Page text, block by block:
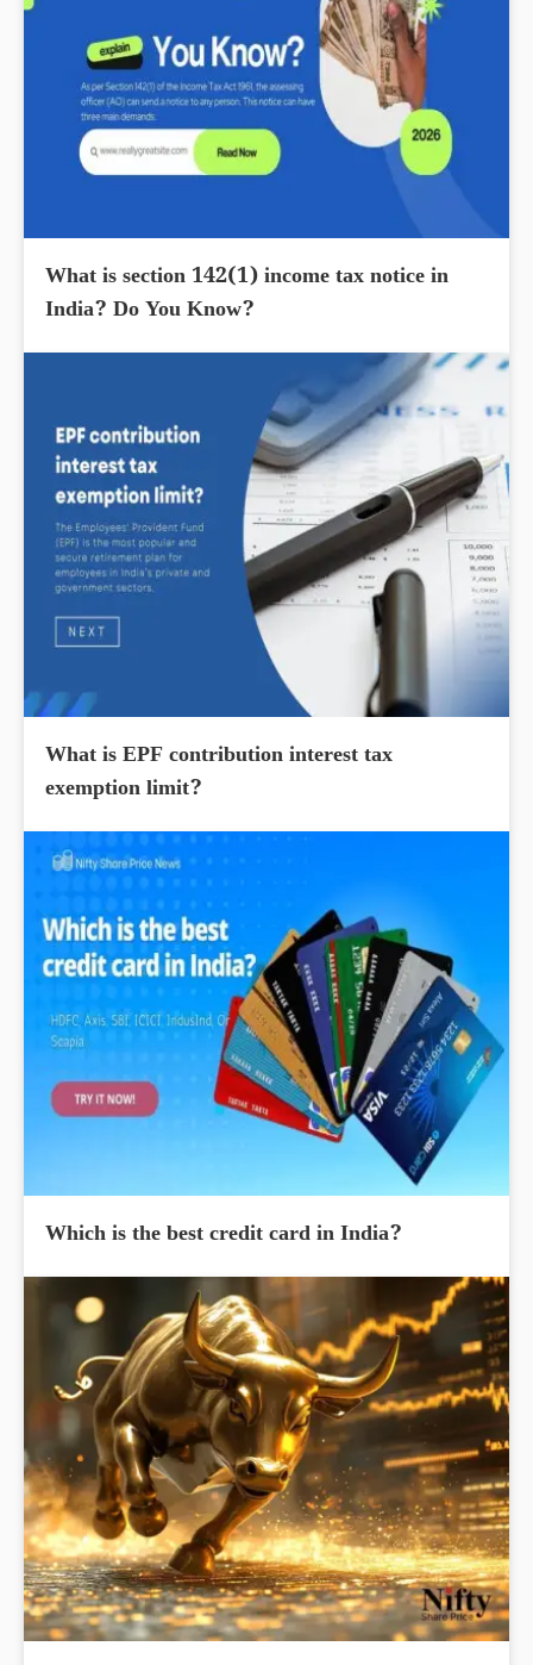
What is section 142(1) income tax notice in
India? Do You Know?
What is EPF contribution interest tax
exemption limit?
Which is the best credit card in India?